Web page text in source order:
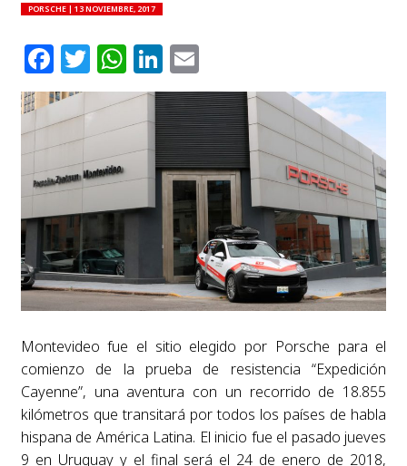
PORSCHE | 13 NOVIEMBRE, 2017
Facebook
Twitter
WhatsApp
LinkedIn
Email
Montevideo fue el sitio elegido por Porsche para el
comienzo de la prueba de resistencia “Expedición
Cayenne”, una aventura con un recorrido de 18.855
kilómetros que transitará por todos los países de habla
hispana de América Latina. El inicio fue el pasado jueves
9 en Uruguay y el final será el 24 de enero de 2018,